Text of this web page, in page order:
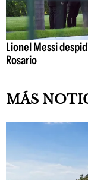
Lionel Messi
Rosario
MÁS